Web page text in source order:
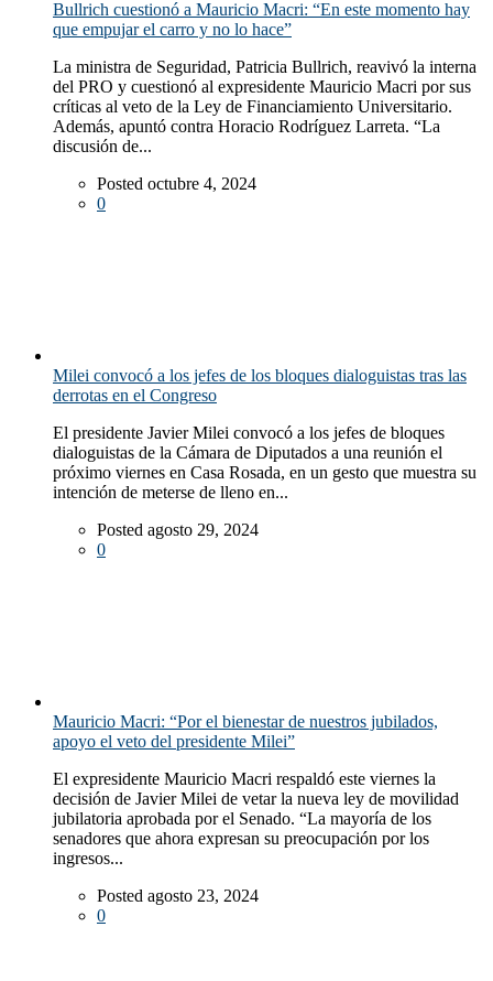
Bullrich cuestionó a Mauricio Macri: “En este momento hay
que empujar el carro y no lo hace”
La ministra de Seguridad, Patricia Bullrich, reavivó la interna
del PRO y cuestionó al expresidente Mauricio Macri por sus
críticas al veto de la Ley de Financiamiento Universitario.
Además, apuntó contra Horacio Rodríguez Larreta. “La
discusión de...
Posted octubre 4, 2024
0
Milei convocó a los jefes de los bloques dialoguistas tras las
derrotas en el Congreso
El presidente Javier Milei convocó a los jefes de bloques
dialoguistas de la Cámara de Diputados a una reunión el
próximo viernes en Casa Rosada, en un gesto que muestra su
intención de meterse de lleno en...
Posted agosto 29, 2024
0
Mauricio Macri: “Por el bienestar de nuestros jubilados,
apoyo el veto del presidente Milei”
El expresidente Mauricio Macri respaldó este viernes la
decisión de Javier Milei de vetar la nueva ley de movilidad
jubilatoria aprobada por el Senado. “La mayoría de los
senadores que ahora expresan su preocupación por los
ingresos...
Posted agosto 23, 2024
0